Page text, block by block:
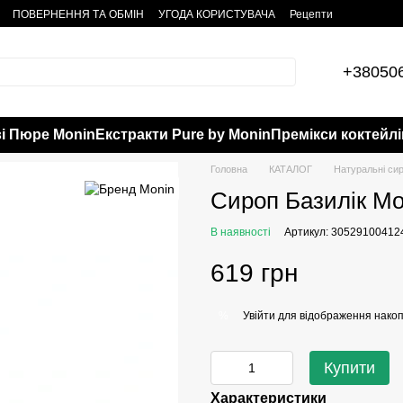
ПОВЕРНЕННЯ ТА ОБМІН УГОДА КОРИСТУВАЧА Рецепти
Пюре Monin Екстракти Pure by Monin Премікси
Головна КАТАЛОГ Натуральні
Сироп Базилік
В наявності Артикул:
619 грн
Увійти для відображення
Купити
Характеристики